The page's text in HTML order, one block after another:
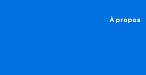
À propos